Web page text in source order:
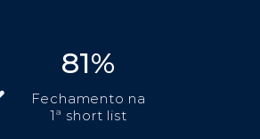
81%
Fechamento na
1ª short list